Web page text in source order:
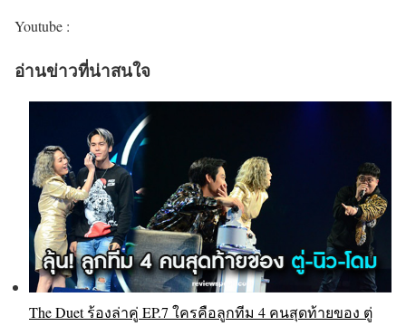
Youtube :
อ่านข่าวที่น่าสนใจ
The Duet ร้องล่าคู่ EP.7 ใครคือลูกทีม 4 คนสุดท้ายของ ตู่